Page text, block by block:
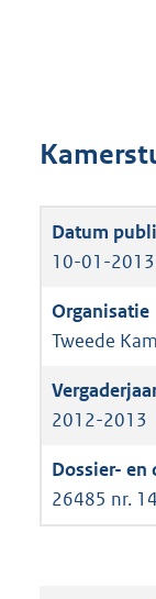
10-01-2013
Tweede
2012-2013
26485 nr.